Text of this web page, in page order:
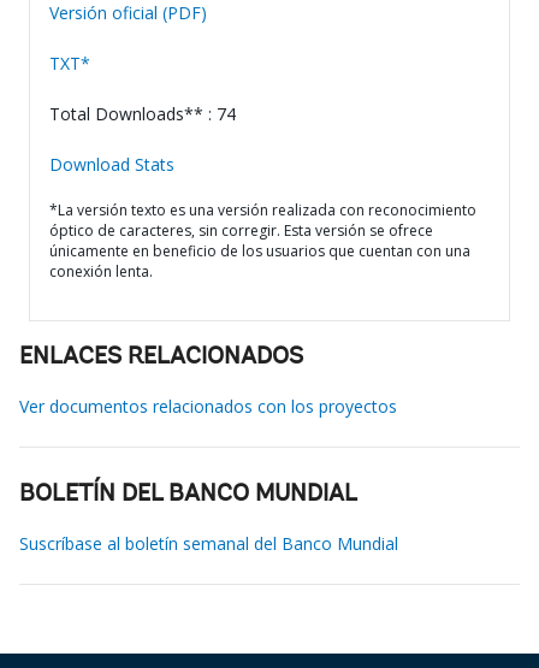
Versión oficial (PDF)
TXT*
Total Downloads** : 74
Download Stats
*La versión texto es una versión realizada con reconocimiento
óptico de caracteres, sin corregir. Esta versión se ofrece
únicamente en beneficio de los usuarios que cuentan con una
conexión lenta.
ENLACES RELACIONADOS
Ver documentos relacionados con los proyectos
BOLETÍN DEL BANCO MUNDIAL
Suscríbase al boletín semanal del Banco Mundial